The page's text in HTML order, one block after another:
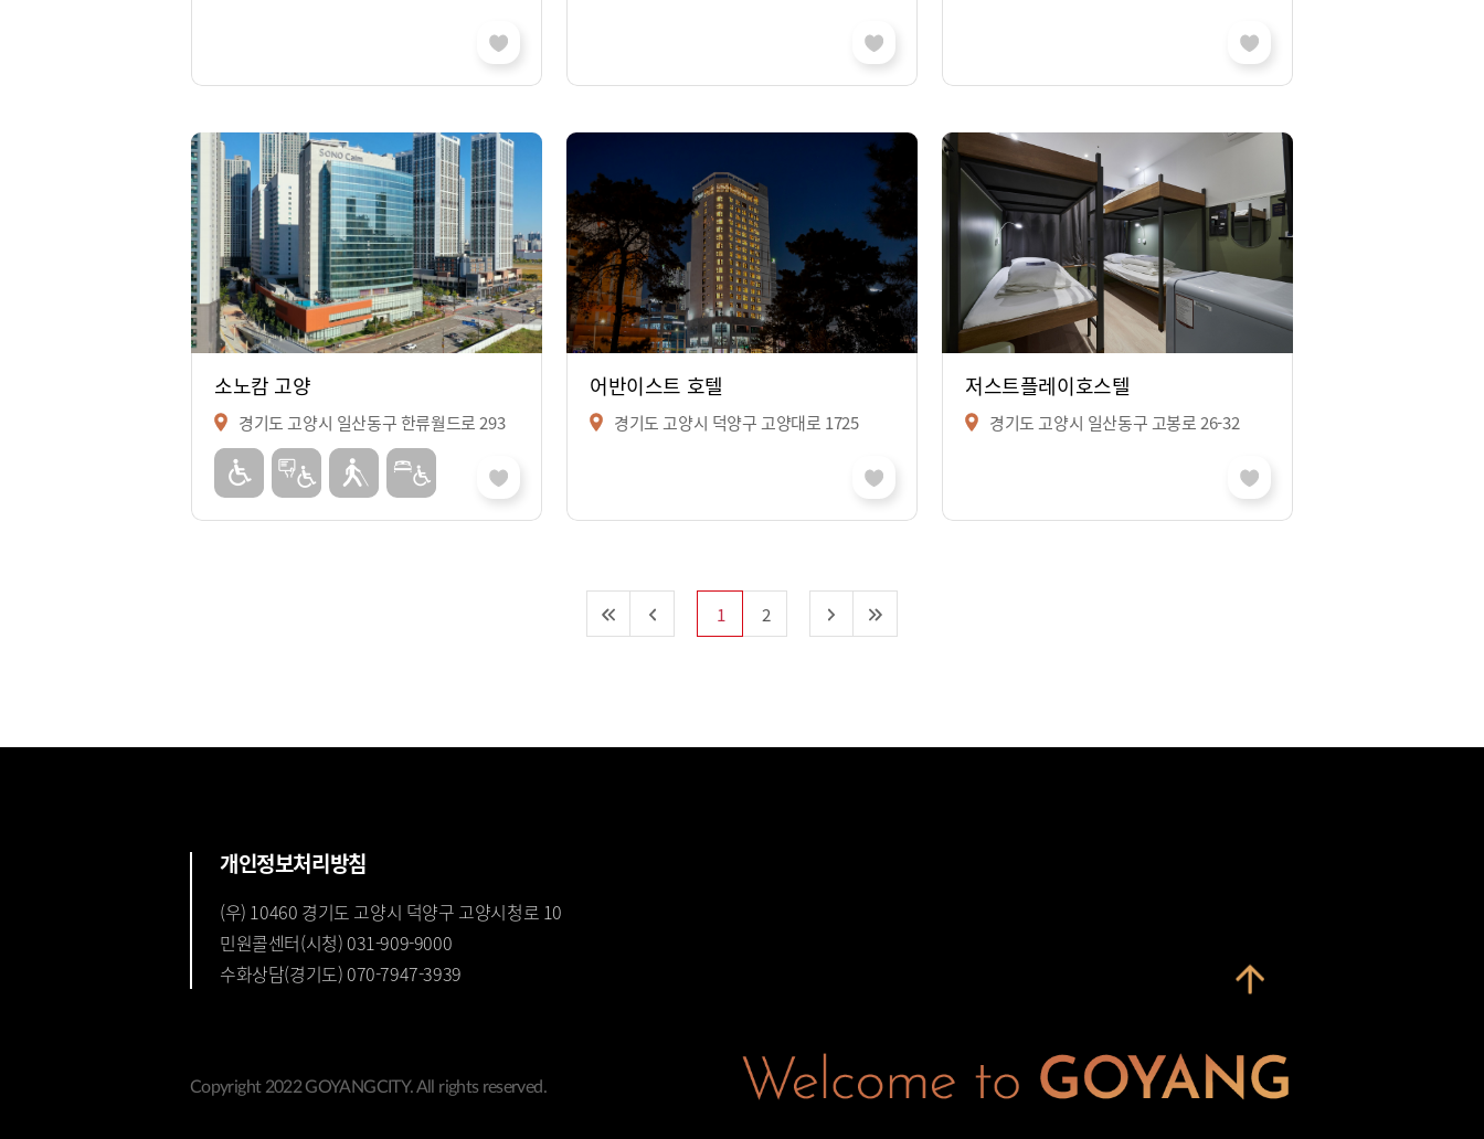
소노캄 고양
경기도 고양시 일산동구 한류월드로 293
어반이스트 호텔
경기도 고양시 덕양구 고양대로 1725
저스트플레이호스텔
경기도 고양시 일산동구 고봉로 26-32
1 2
개인정보처리방침
(우) 10460 경기도 고양시 덕양구 고양시청로 10
민원콜센터(시청) 031-909-9000
수화상담(경기도) 070-7947-3939
Copyright 2022 GOYANGCITY. All rights reserved.